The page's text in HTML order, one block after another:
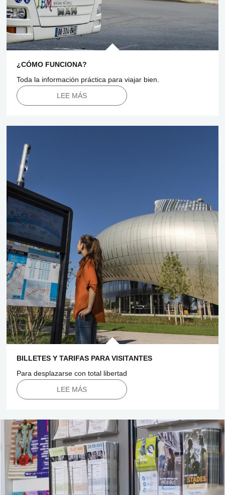
¿CÓMO FUNCIONA?
Toda la información práctica para viajar bien.
LEE MÁS
BILLETES Y TARIFAS PARA VISITANTES
Para desplazarse con total libertad
LEE MÁS